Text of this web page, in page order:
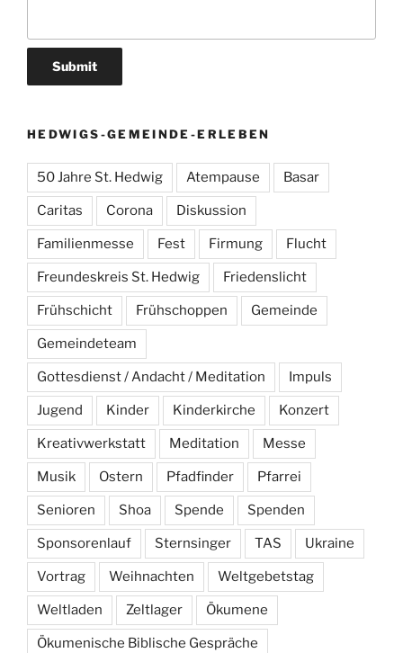
HEDWIGS-GEMEINDE-ERLEBEN
50 Jahre St. Hedwig Atempause Basar
Caritas Corona Diskussion
Familienmesse Fest Firmung Flucht
Freundeskreis St. Hedwig Friedenslicht
Frühschicht Frühschoppen Gemeinde
Gemeindeteam
Gottesdienst / Andacht / Meditation Impuls
Jugend Kinder Kinderkirche Konzert
Kreativwerkstatt Meditation Messe
Musik Ostern Pfadfinder Pfarrei
Senioren Shoa Spende Spenden
Sponsorenlauf Sternsinger TAS Ukraine
Vortrag Weihnachten Weltgebetstag
Weltladen Zeltlager Ökumene
Ökumenische Biblische Gespräche